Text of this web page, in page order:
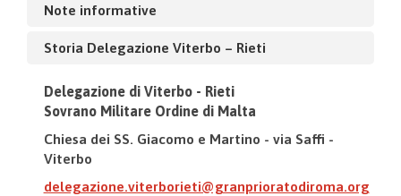
Note informative
Storia Delegazione Viterbo – Rieti
Delegazione di Viterbo - Rieti
Sovrano Militare Ordine di Malta
Chiesa dei SS. Giacomo e Martino - via Saffi -
Viterbo
delegazione.viterborieti@granprioratodiroma.org